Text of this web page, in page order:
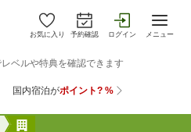
お気に入り 予約確認 ログイン メニュー